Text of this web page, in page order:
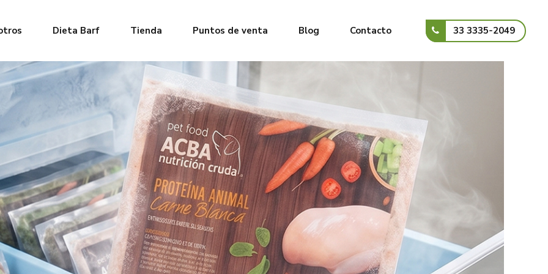
33 3335-2049
Dieta Barf Tienda Puntos de venta Blog Contacto